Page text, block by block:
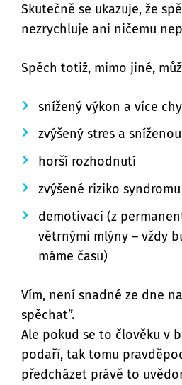
Skutečně se ukazuje, že
nezrychluje ani ničemu
Spěch totiž, mimo jiné,
snížený výkon a více
zvýšený stres a
horší rozhodnutí
zvýšené riziko
demotivaci (z
větrnými mlýny – vždy
máme času)
Vím, není snadné ze dne
spěchat”.
Ale pokud se to člověku v
podaří, tak tomu
předcházet právě to